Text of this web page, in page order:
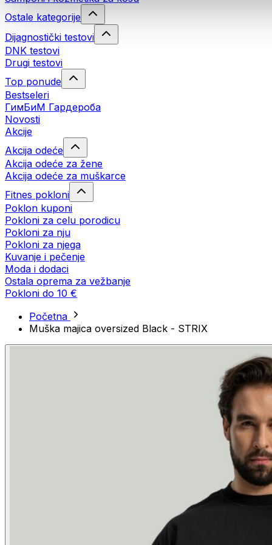
Ostale kategorije
Dijagnostički testovi
DNK testovi
Drugi testovi
Top ponude
Bestseleri
ГимБиМ Гардeробa
Novosti
Akcije
Akcija odeće
Akcija odeće za žene
Akcija odeće za muškarce
Fitnes pokloni
Poklon kuponi
Pokloni za celu porodicu
Pokloni za nju
Pokloni za njega
Kuvanje i pečenje
Moda i dodaci
Ostala oprema za vežbanje
Pokloni do 10 €
Početna
Muška majica oversized Black - STRIX